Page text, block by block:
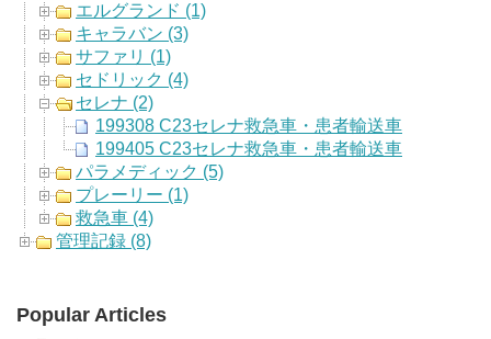
エルグランド (1)
キャラバン (3)
サファリ (1)
セドリック (4)
セレナ (2)
199308 C23セレナ救急車・患者輸送車
199405 C23セレナ救急車・患者輸送車
パラメディック (5)
プレーリー (1)
救急車 (4)
管理記録 (8)
Popular Articles